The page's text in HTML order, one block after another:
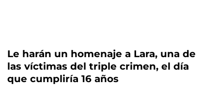
Le harán un homenaje a Lara, una de
las víctimas del triple crimen, el día
que cumpliría 16 años